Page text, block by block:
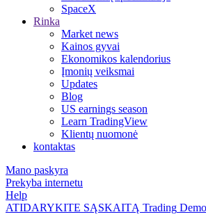
SpaceX
Rinka
Market news
Kainos gyvai
Ekonomikos kalendorius
Įmonių veiksmai
Updates
Blog
US earnings season
Learn TradingView
Klientų nuomonė
kontaktas
Mano paskyra
Prekyba internetu
Help
ATIDARYKITE SĄSKAITĄ Trading Demo